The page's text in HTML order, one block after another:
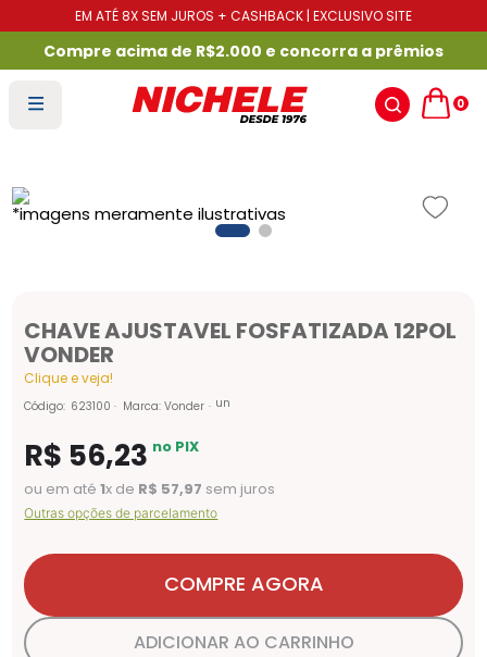
EM ATÉ 8X SEM JUROS + CASHBACK | EXCLUSIVO SITE
Compre acima de R$2.000 e concorra a prêmios
0
CHAVE AJUSTAVEL FOSFATIZADA 12POL
VONDER
Clique e veja!
Código: 623100 Marca:Vonder un
R$ 56,23 no PIX
ou em até1x de R$ 57,97 sem juros
Outras opções de parcelamento
COMPRE AGORA
ADICIONAR AO CARRINHO